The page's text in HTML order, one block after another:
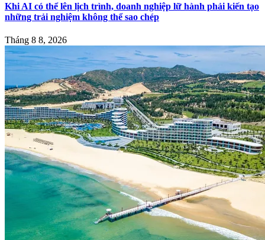
Khi AI có thể lên lịch trình, doanh nghiệp lữ hành phải kiến tạo
những trải nghiệm không thể sao chép
Tháng 8 8, 2026